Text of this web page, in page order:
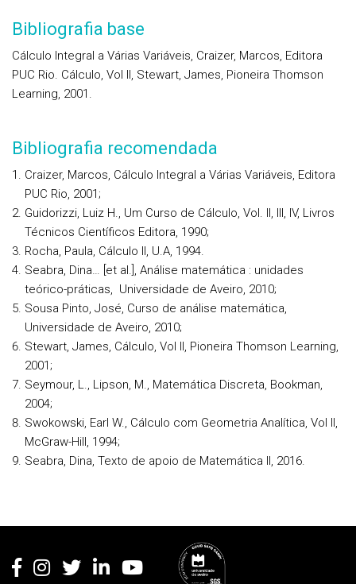
Bibliografia base
Cálculo Integral a Várias Variáveis, Craizer, Marcos, Editora
PUC Rio. Cálculo, Vol II, Stewart, James, Pioneira Thomson
Learning, 2001.
Bibliografia recomendada
Craizer, Marcos, Cálculo Integral a Várias Variáveis, Editora
PUC Rio, 2001;
Guidorizzi, Luiz H., Um Curso de Cálculo, Vol. II, III, IV, Livros
Técnicos Científicos Editora, 1990;
Rocha, Paula, Cálculo II, U.A, 1994.
Seabra, Dina… [et al.], Análise matemática : unidades
teórico-práticas, Universidade de Aveiro, 2010;
Sousa Pinto, José, Curso de análise matemática,
Universidade de Aveiro, 2010;
Stewart, James, Cálculo, Vol II, Pioneira Thomson Learning,
2001;
Seymour, L., Lipson, M., Matemática Discreta, Bookman,
2004;
Swokowski, Earl W., Cálculo com Geometria Analítica, Vol II,
McGraw-Hill, 1994;
Seabra, Dina, Texto de apoio de Matemática II, 2016.